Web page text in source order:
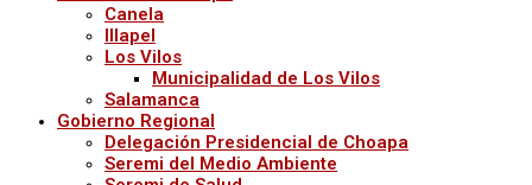
Canela
Illapel
Los Vilos
Municipalidad de Los Vilos
Salamanca
Gobierno Regional
Delegación Presidencial de Choapa
Seremi del Medio Ambiente